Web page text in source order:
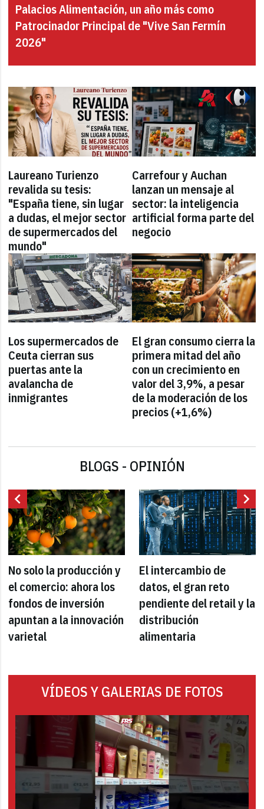
Palacios Alimentación, un año más como
Patrocinador Principal de "Vive San Fermín
2026"
Laureano Turienzo
revalida su tesis:
"España tiene, sin lugar
a dudas, el mejor sector
de supermercados del
mundo"
Carrefour y Auchan
lanzan un mensaje al
sector: la inteligencia
artificial forma parte del
negocio
Los supermercados de
Ceuta cierran sus
puertas ante la
avalancha de
inmigrantes
El gran consumo cierra la
primera mitad del año
con un crecimiento en
valor del 3,9%, a pesar
de la moderación de los
precios (+1,6%)
BLOGS - OPINIÓN
chevron_left
No solo la producción y
el comercio: ahora los
fondos de inversión
apuntan a la innovación
varietal
El intercambio de
datos, el gran reto
pendiente del retail y la
distribución
alimentaria
chevron_right
VÍDEOS Y GALERIAS DE FOTOS